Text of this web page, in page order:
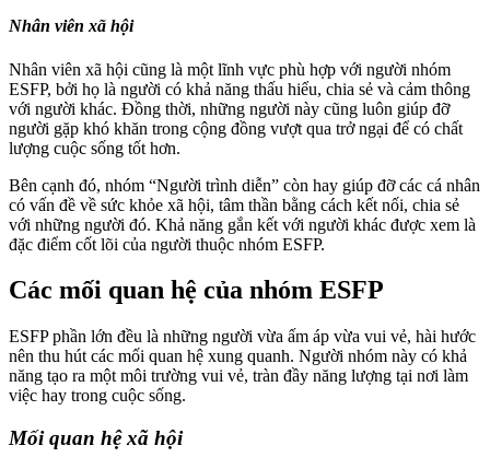
Nhân viên xã hội
Nhân viên xã hội cũng là một lĩnh vực phù hợp với người nhóm
ESFP, bởi họ là người có khả năng thấu hiểu, chia sẻ và cảm thông
với người khác. Đồng thời, những người này cũng luôn giúp đỡ
người gặp khó khăn trong cộng đồng vượt qua trở ngại để có chất
lượng cuộc sống tốt hơn.
Bên cạnh đó, nhóm “Người trình diễn” còn hay giúp đỡ các cá nhân
có vấn đề về sức khỏe xã hội, tâm thần bằng cách kết nối, chia sẻ
với những người đó. Khả năng gắn kết với người khác được xem là
đặc điểm cốt lõi của người thuộc nhóm ESFP.
Các mối quan hệ của nhóm ESFP
ESFP phần lớn đều là những người vừa ấm áp vừa vui vẻ, hài hước
nên thu hút các mối quan hệ xung quanh. Người nhóm này có khả
năng tạo ra một môi trường vui vẻ, tràn đầy năng lượng tại nơi làm
việc hay trong cuộc sống.
Mối quan hệ xã hội